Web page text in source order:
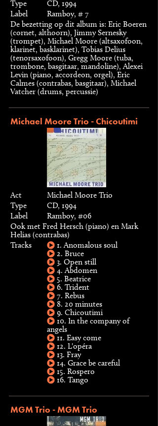
Type
CD, 1994
Label
Ramboy, # 7
De bezetting op dit album is: Eric Boeren
(cornet, althoorn), Jimmy Sernesky
(trompet), Michael Moore (altsaxofoon,
klarinet, basklarinet), Tobias Delius
(tenorsaxofoon), Gregg Moore (tuba,
trombone, basgitaar, mandoline), Alexei
Levin (piano, accordeon, orgel), Eric
Calmes (contrabas, basgitaar), Michael
Vatcher (drums, percussie)
Michael Moore Trio - Chicoutimi
Act
Michael Moore Trio
Type
CD, 1994
Label
Ramboy, #06
Ook met Fred Hersch (piano) en Mark
Helias (contrabas)
Tracks
1. Anomalous soul
2. Bruce
3. Open still
4. Abdomen
5. Beatrice
6. Trident
7. Rebus
8. 20 minutes
9. Chicoutimi
10. In the company of
angels
11. Easy come
12. L'opéra
13. Fray
14. Grace be careful
15. Rospero
16. Tango
MGM Trio - MGM Trio